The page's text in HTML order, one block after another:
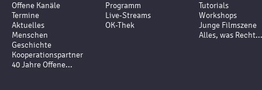
Offene Kanäle
Termine
Aktuelles
Menschen
Geschichte
Kooperationspartner
40 Jahre Offene...
Programm
Live-Streams
OK-Thek
Tutorials
Workshops
Junge Filmszene
Alles, was Recht...